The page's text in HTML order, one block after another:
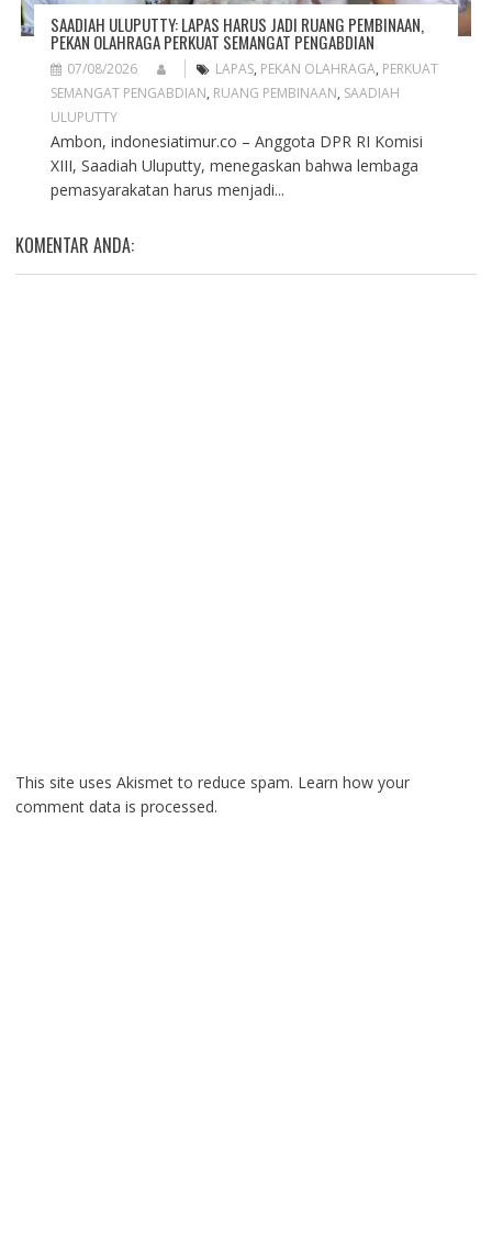
SAADIAH ULUPUTTY: LAPAS HARUS JADI RUANG PEMBINAAN,
PEKAN OLAHRAGA PERKUAT SEMANGAT PENGABDIAN
07/08/2026 LAPAS, PEKAN OLAHRAGA, PERKUAT
SEMANGAT PENGABDIAN, RUANG PEMBINAAN, SAADIAH
ULUPUTTY
Ambon, indonesiatimur.co – Anggota DPR RI Komisi
XIII, Saadiah Uluputty, menegaskan bahwa lembaga
pemasyarakatan harus menjadi...
KOMENTAR ANDA:
This site uses Akismet to reduce spam. Learn how your
comment data is processed.